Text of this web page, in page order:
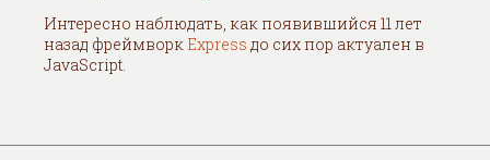
Интересно наблюдать, как появившийся 11 лет
назад фреймворк Express до сих пор актуален в
JavaScript.